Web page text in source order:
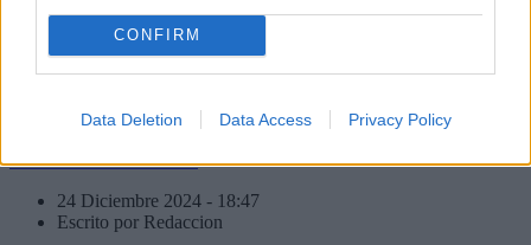
CONFIRM
Data Deletion Data Access Privacy Policy
Según un estudio de
de media seis regalos
Escribir un comentario
24 Diciembre 2024 - 18:47
Escrito por Redaccion